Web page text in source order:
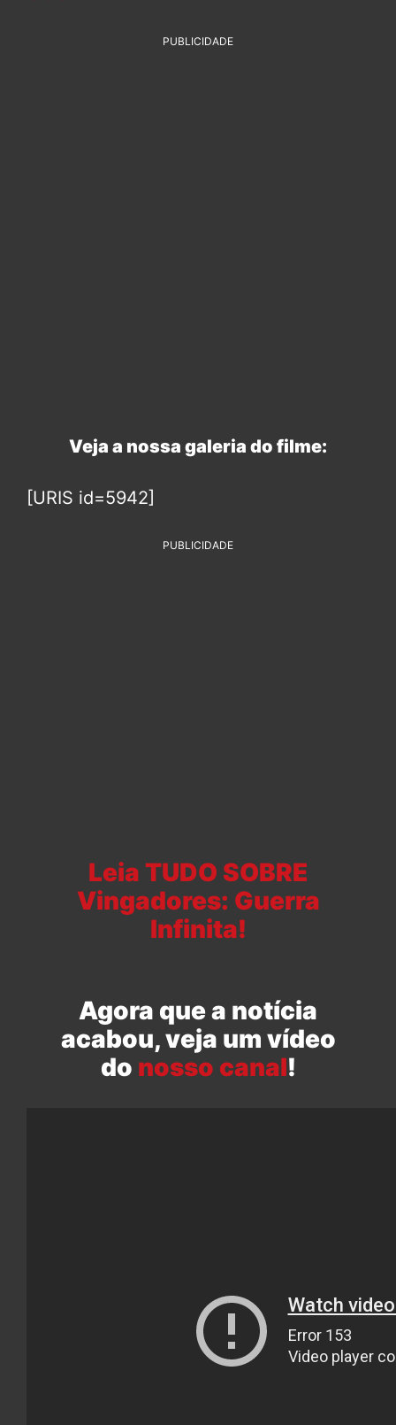
PUBLICIDADE
Veja a nossa galeria do filme:
[URIS id=5942]
PUBLICIDADE
Leia TUDO SOBRE
Vingadores: Guerra
Infinita!
Agora que a notícia
acabou, veja um vídeo
do nosso canal!